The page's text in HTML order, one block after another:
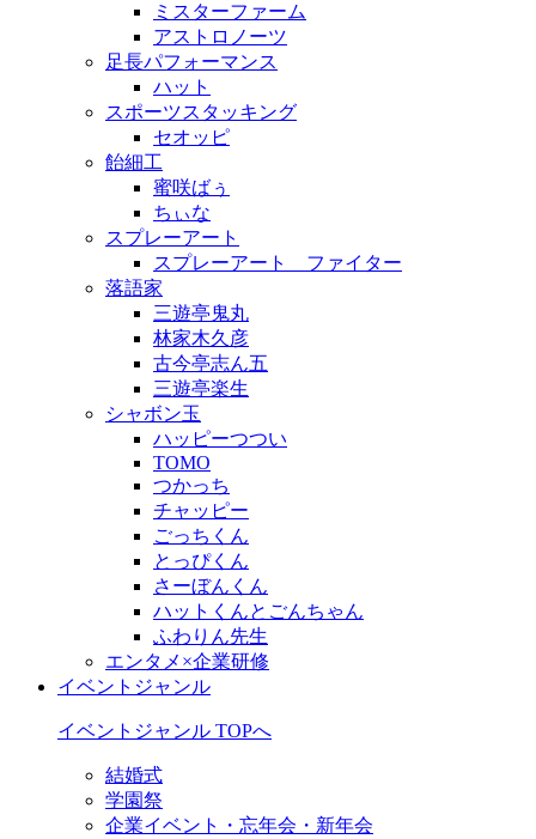
ミスターファーム
アストロノーツ
足長パフォーマンス
ハット
スポーツスタッキング
セオッピ
飴細工
蜜咲ばぅ
ちぃな
スプレーアート
スプレーアート ファイター
落語家
三遊亭鬼丸
林家木久彦
古今亭志ん五
三遊亭楽生
シャボン玉
ハッピーつつい
TOMO
つかっち
チャッピー
ごっちくん
とっぴくん
さーぼんくん
ハットくんとごんちゃん
ふわりん先生
エンタメ×企業研修
イベントジャンル
イベントジャンル TOPへ
結婚式
学園祭
企業イベント・忘年会・新年会